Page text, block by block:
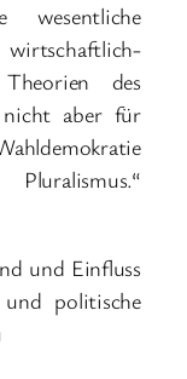
des
nicht aber für
und Einfluss
politische